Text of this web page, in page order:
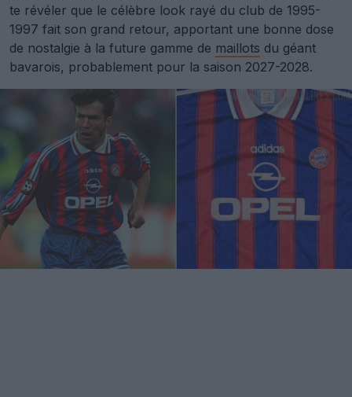
te révéler que le célèbre look rayé du club de 1995-
1997 fait son grand retour, apportant une bonne dose
de nostalgie à la future gamme de maillots du géant
bavarois, probablement pour la saison 2027-2028.